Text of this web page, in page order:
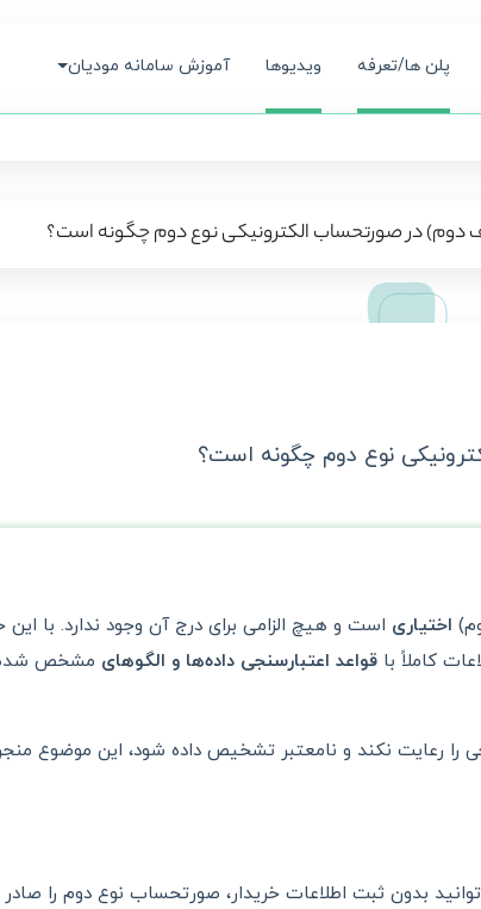
پلن ها/تعرفه ویدیوها آموزش سامانه مودیان
دوم) در صورتحساب الکترونیکی نوع دوم چگونه است؟
نوع دوم چگونه است؟
اختیاری است و هیچ الزامی برای درج آن وجود ندارد. با
کاملاً با قواعد اعتبارسنجی داده‌ها و الگوهای مشخص شده
را رعایت نکند و نامعتبر تشخیص داده شود، این موضوع
بدون ثبت اطلاعات خریدار، صورتحساب نوع دوم را صادر